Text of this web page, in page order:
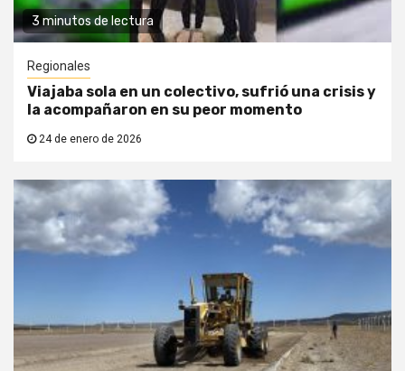
3 minutos de lectura
Regionales
Viajaba sola en un colectivo, sufrió una crisis y
la acompañaron en su peor momento
24 de enero de 2026